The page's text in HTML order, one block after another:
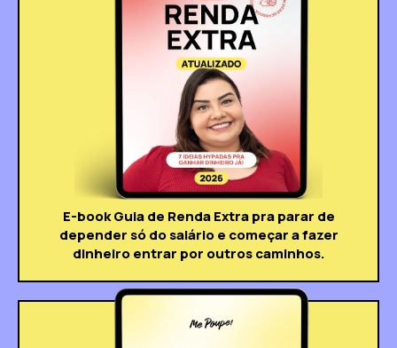
E-book Guia de Renda Extra pra parar de
depender só do salário e começar a fazer
dinheiro entrar por outros caminhos.